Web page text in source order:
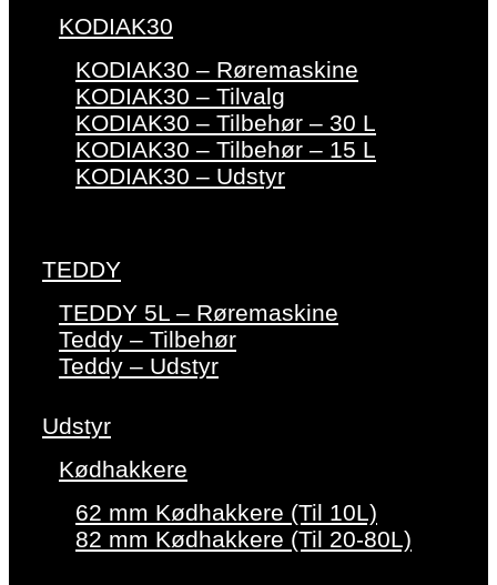
KODIAK30
KODIAK30 – Røremaskine
KODIAK30 – Tilvalg
KODIAK30 – Tilbehør – 30 L
KODIAK30 – Tilbehør – 15 L
KODIAK30 – Udstyr
TEDDY
TEDDY 5L – Røremaskine
Teddy – Tilbehør
Teddy – Udstyr
Udstyr
Kødhakkere
62 mm Kødhakkere (Til 10L)
82 mm Kødhakkere (Til 20-80L)